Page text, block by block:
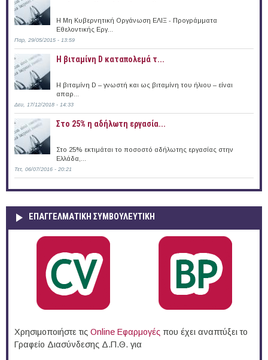
Η Μη Κυβερνητική Οργάνωση ΕΛΙΞ - Προγράμματα
Εθελοντικής Εργ...
Παρ, 29/05/2015 - 13:59
Η βιταμίνη D καταπολεμά τ...
Η βιταμίνη D – γνωστή και ως βιταμίνη του ήλιου – είναι
απαρ...
Δευ, 17/12/2018 - 14:33
Στο 25% η αδήλωτη εργασία...
Στο 25% εκτιμάται το ποσοστό αδήλωτης εργασίας στην
Ελλάδα,...
Τετ, 06/07/2016 - 20:21
ΕΠΑΓΓΕΛΜΑΤΙΚΉ ΣΥΜΒΟΥΛΕΥΤΙΚΉ
Χρησιμοποιήστε τις Online Eφαρμογές που έχει αναπτύξει το
Γραφείο Διασύνδεσης Δ.Π.Θ. για